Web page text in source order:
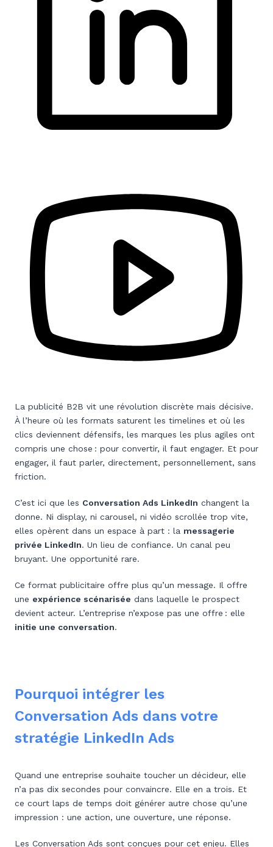
La publicité B2B vit une révolution discrète mais décisive.
À l’heure où les formats saturent les timelines et où les
clics deviennent défensifs, les marques les plus agiles ont
compris une chose : pour convertir, il faut engager. Et pour
engager, il faut parler, directement, personnellement, sans
friction.
C’est ici que les Conversation Ads LinkedIn changent la
donne. Ni display, ni carousel, ni vidéo scrollée trop vite,
elles opèrent dans un espace à part : la messagerie
privée LinkedIn. Un lieu de confiance. Un canal peu
bruyant. Une opportunité rare.
Ce format publicitaire offre plus qu’un message. Il offre
une expérience scénarisée dans laquelle le prospect
devient acteur. L’entreprise n’expose pas une offre : elle
initie une conversation.
Pourquoi intégrer les
Conversation Ads dans votre
stratégie LinkedIn Ads
Quand une entreprise souhaite toucher un décideur, elle
n’a pas dix secondes pour convaincre. Elle en a trois. Et
ce court laps de temps doit générer autre chose qu’une
impression : une action, une ouverture, une réponse.
Les Conversation Ads sont conçues pour cet enjeu. Elles